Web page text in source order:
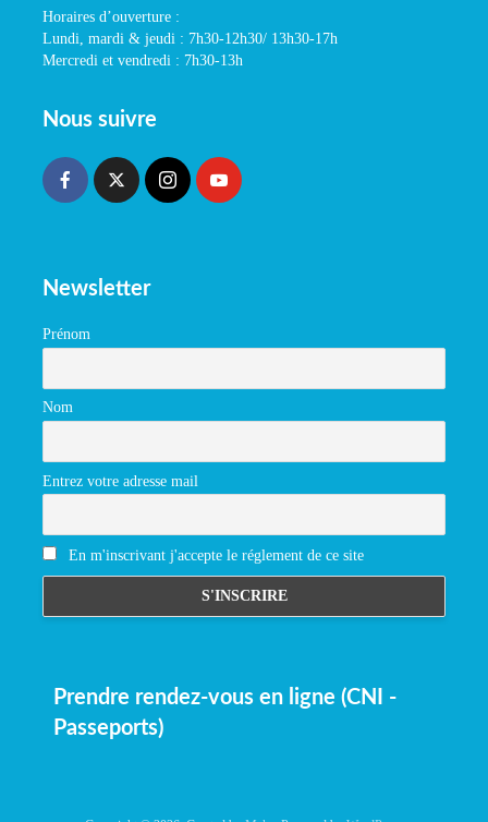
Horaires d’ouverture :
Lundi, mardi & jeudi : 7h30-12h30/ 13h30-17h
Mercredi et vendredi : 7h30-13h
Nous suivre
Newsletter
Prénom
Nom
Entrez votre adresse mail
En m'inscrivant j'accepte le réglement de ce site
Prendre rendez-vous en ligne (CNI -
Passeports)